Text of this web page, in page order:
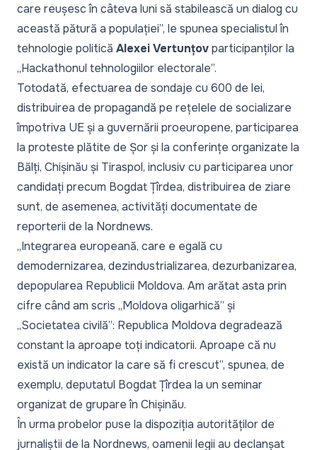
care reușesc în câteva luni să stabilească un dialog cu
această pătură a populației”, le spunea specialistul în
tehnologie politică Alexei Vertunțovparticipanților la
„Hackathonul tehnologiilor electorale”.
Totodată, efectuarea de sondaje cu 600 de lei,
distribuirea de propagandă pe rețelele de socializare
împotriva UE și a guvernării proeuropene, participarea
la proteste plătite de Șor și la conferințe organizate la
Bălți, Chișinău și Tiraspol, inclusiv cu participarea unor
candidați precum Bogdat Țîrdea, distribuirea de ziare
sunt, de asemenea, activități documentate de
reporterii de la Nordnews.
„Integrarea europeană, care e egală cu
demodernizarea, dezindustrializarea, dezurbanizarea,
depopularea Republicii Moldova. Am arătat asta prin
cifre când am scris „Moldova oligarhică” și
„Societatea civilă”: Republica Moldova degradează
constant la aproape toți indicatorii. Aproape că nu
există un indicator la care să fi crescut”, spunea, de
exemplu, deputatul Bogdat Țîrdea la un seminar
organizat de grupare în Chișinău.
În urma probelor puse la dispoziția autorităților de
jurnaliștii de la Nordnews, oamenii legii au declanșat